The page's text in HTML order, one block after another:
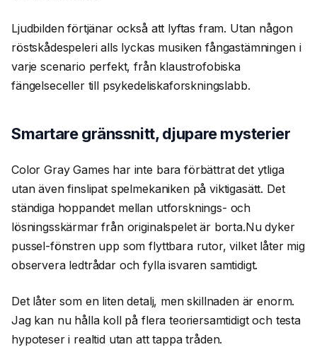
Ljudbilden förtjänar också att lyftas fram. Utan någon
röstskådespeleri alls lyckas musiken fångastämningen i
varje scenario perfekt, från klaustrofobiska
fängelseceller till psykedeliskaforskningslabb.
Smartare gränssnitt, djupare mysterier
Color Gray Games har inte bara förbättrat det ytliga
utan även finslipat spelmekaniken på viktigasätt. Det
ständiga hoppandet mellan utforsknings- och
lösningsskärmar från originalspelet är borta.Nu dyker
pussel-fönstren upp som flyttbara rutor, vilket låter mig
observera ledtrådar och fylla isvaren samtidigt.
Det låter som en liten detalj, men skillnaden är enorm.
Jag kan nu hålla koll på flera teoriersamtidigt och testa
hypoteser i realtid utan att tappa tråden.